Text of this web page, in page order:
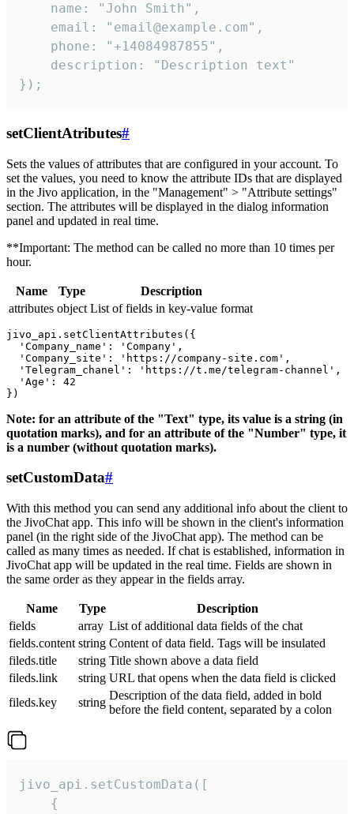
    name: "John Smith",
    email: "email@example.com",
    phone: "+14084987855",
    description: "Description text"
});
setClientAtributes#
Sets the values ​​of attributes that are configured in your account. To
set the values, you need to know the attribute IDs that are displayed
in the Jivo application, in the "Management" > "Attribute settings"
section. The attributes will be displayed in the dialog information
panel and updated in real time.
**Important: The method can be called no more than 10 times per
hour.
Name Type
Description
attributes object List of fields in key-value format
jivo_api.setClientAttributes({
  'Company_name': 'Company',
  'Company_site': 'https://company-site.com',
  'Telegram_chanel': 'https://t.me/telegram-channel',
  'Age': 42
Note: for an attribute of the "Text" type, its value is a string (in
quotation marks), and for an attribute of the "Number" type, it
is a number (without quotation marks).
setCustomData#
With this method you can send any additional info about the client to
the JivoChat app. This info will be shown in the client's information
panel (in the right side of the JivoChat app). The method can be
called as many times as needed. If chat is established, information in
JivoChat app will be updated in the real time. Fields are shown in
the same order as they appear in the fields array.
Name Type
Description
fields
array List of additional data fields of the chat
fields.content string Content of data field. Tags will be insulated
fileds.title
string Title shown above a data field
fileds.link
string URL that opens when the data field is clicked
fileds.key
string
Description of the data field, added in bold
before the field content, separated by a colon
jivo_api.setCustomData([
    {